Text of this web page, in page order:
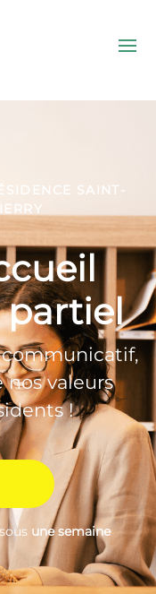
SAINT-
partiel
communicatif,
nos valeurs
!
une semaine